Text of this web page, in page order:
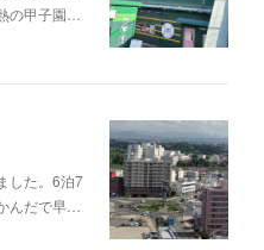
の甲子園…
した。6泊7
んだで早…